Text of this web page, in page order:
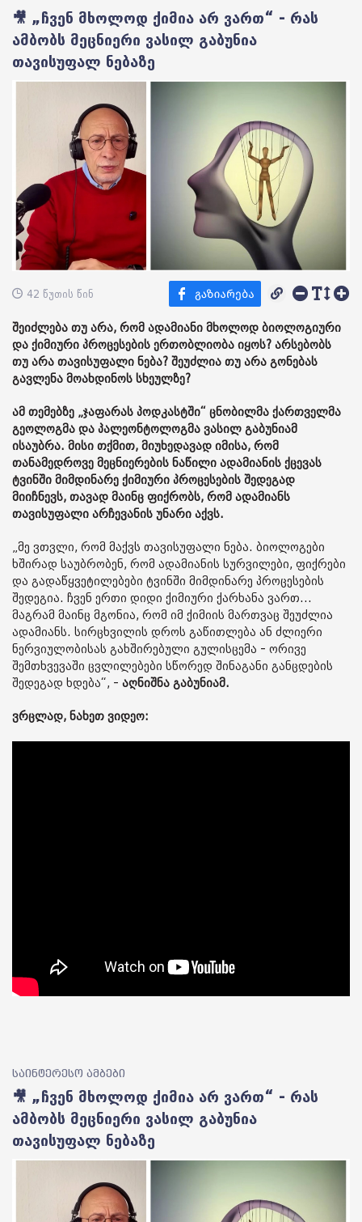
🎥 „ჩვენ მხოლოდ ქიმია არ ვართ“ - რას
ამბობს მეცნიერი ვასილ გაბუნია
თავისუფალ ნებაზე
42 წუთის წინ
შეიძლება თუ არა, რომ ადამიანი მხოლოდ ბიოლოგიური
და ქიმიური პროცესების ერთობლიობა იყოს? არსებობს
თუ არა თავისუფალი ნება? შეუძლია თუ არა გონებას
გავლენა მოახდინოს სხეულზე?
ამ თემებზე „ჯაფარას პოდკასტში“ ცნობილმა ქართველმა
გეოლოგმა და პალეონტოლოგმა ვასილ გაბუნიამ
ისაუბრა. მისი თქმით, მიუხედავად იმისა, რომ
თანამედროვე მეცნიერების ნაწილი ადამიანის ქცევას
ტვინში მიმდინარე ქიმიური პროცესების შედეგად
მიიჩნევს, თავად მაინც ფიქრობს, რომ ადამიანს
თავისუფალი არჩევანის უნარი აქვს.
„მე ვთვლი, რომ მაქვს თავისუფალი ნება. ბიოლოგები
ხშირად საუბრობენ, რომ ადამიანის სურვილები, ფიქრები
და გადაწყვეტილებები ტვინში მიმდინარე პროცესების
შედეგია. ჩვენ ერთი დიდი ქიმიური ქარხანა ვართ...
მაგრამ მაინც მგონია, რომ იმ ქიმიის მართვაც შეუძლია
ადამიანს. სირცხვილის დროს გაწითლება ან ძლიერი
ნერვიულობისას გახშირებული გულისცემა - ორივე
შემთხვევაში ცვლილებები სწორედ შინაგანი განცდების
შედეგად ხდება“, - აღნიშნა გაბუნიამ.
ვრცლად, ნახეთ ვიდეო:
საინტერესო ამბები
🎥 „ჩვენ მხოლოდ ქიმია არ ვართ“ - რას
ამბობს მეცნიერი ვასილ გაბუნია
თავისუფალ ნებაზე